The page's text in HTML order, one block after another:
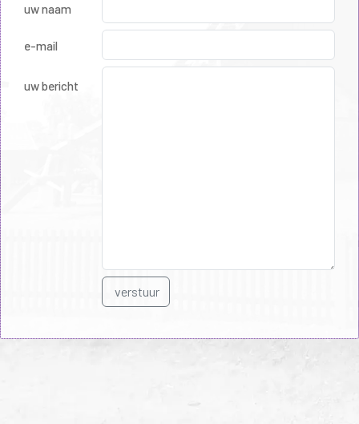
uw naam
e-mail
uw bericht